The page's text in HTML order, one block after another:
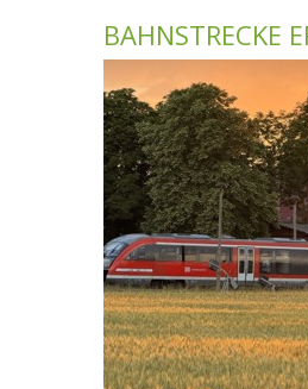
BAHNSTRECKE